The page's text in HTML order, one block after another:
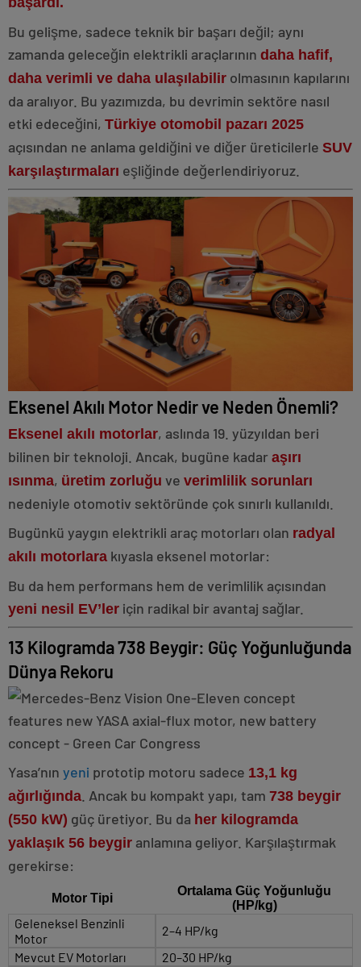
Bu gelişme, sadece teknik bir başarı değil; aynı
zamanda geleceğin elektrikli araçlarının daha hafif,
daha verimli ve daha ulaşılabilir olmasının kapılarını
da aralıyor. Bu yazımızda, bu devrimin sektöre nasıl
etki edeceğini, Türkiye otomobil pazarı 2025
açısından ne anlama geldiğini ve diğer üreticilerle SUV
karşılaştırmaları eşliğinde değerlendiriyoruz.
Eksenel Akılı Motor Nedir ve Neden Önemli?
Eksenel akılı motorlar, aslında 19. yüzyıldan beri
bilinen bir teknoloji. Ancak, bugüne kadar aşırı
ısınma, üretim zorluğu ve verimlilik sorunları
nedeniyle otomotiv sektöründe çok sınırlı kullanıldı.
Bugünkü yaygın elektrikli araç motorları olan radyal
akılı motorlara kıyasla eksenel motorlar:
Bu da hem performans hem de verimlilik açısından
yeni nesil EV’ler için radikal bir avantaj sağlar.
13 Kilogramda 738 Beygir: Güç Yoğunluğunda
Dünya Rekoru
Yasa’nın yeni prototip motoru sadece 13,1 kg
ağırlığında . Ancak bu kompakt yapı, tam 738 beygir
(550 kW) güç üretiyor. Bu da her kilogramda
yaklaşık 56 beygir anlamına geliyor. Karşılaştırmak
gerekirse:
Motor Tipi
Ortalama Güç Yoğunluğu
(HP/kg)
Geleneksel Benzinli
Motor
2–4 HP/kg
Mevcut EV Motorları
20–30 HP/kg